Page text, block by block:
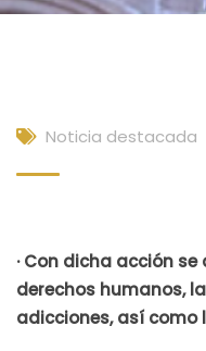
Noticia destacada
· Con dicha acción
derechos humanos,
adicciones, así como